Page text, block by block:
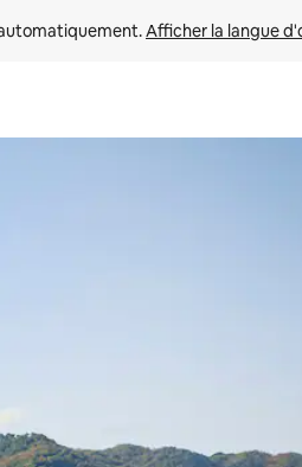
Afficher la langue